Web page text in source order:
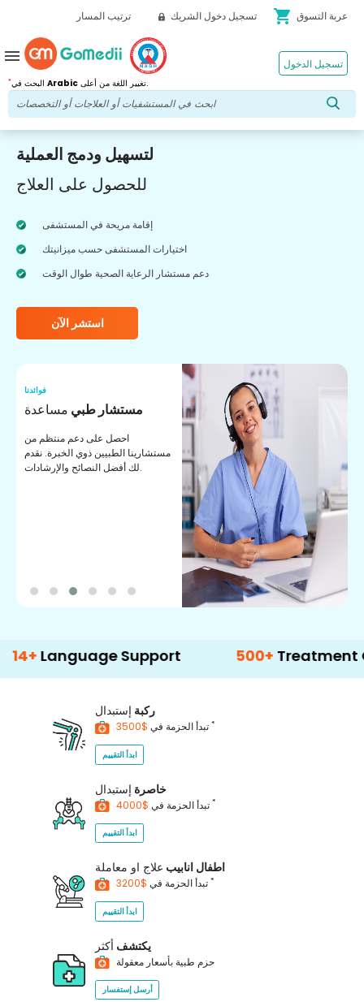
ترتيب المسار تسجيل دخول الشريك shopping_cart عربة التسوق
* Arabic تغيير اللغة من أعلى.
تسجيل الدخول menu
لتسهيل ودمج العملية
للحصول على العلاج
إقامة مريحة في المستشفى
اختيارات المستشفى حسب ميزانيتك
دعم مستشار الرعاية الصحية طوال الوقت
استشر الآن
فوائدنا
مستشار طبي مساعدة
احصل على دعم منتظم من
مستشارينا الطبيين ذوي الخبرة. نقدم
لك أفضل النصائح والإرشادات.
Support 500+ Treatment Options
ركبة إستبدال
تبدأ الحزمة في *
ابدأ التقييم
خاصرة إستبدال
تبدأ الحزمة في *
ابدأ التقييم
اطفال انابيب علاج او معاملة
تبدأ الحزمة في *
ابدأ التقييم
يكتشف أكثر
حزم طبية بأسعار معقولة
أرسل إستفسار